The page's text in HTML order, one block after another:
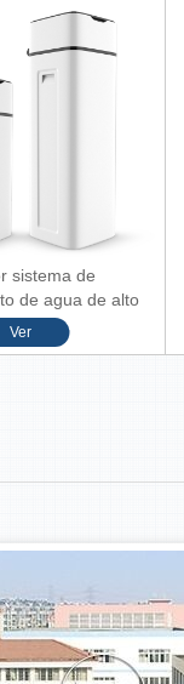
sistema de
de agua de alto
flujo
Ver